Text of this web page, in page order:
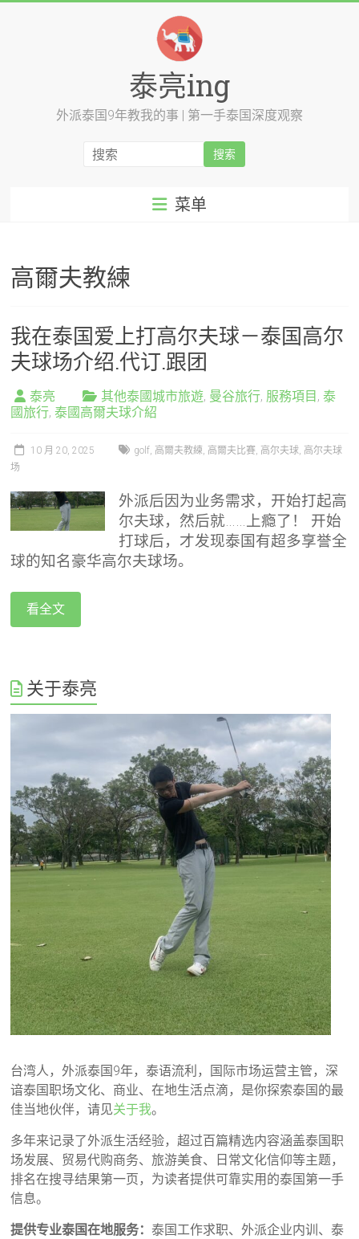
泰亮ing
外派泰国9年教我的事 | 第一手泰国深度观察
菜单
高爾夫教練
我在泰国爱上打高尔夫球－泰国高尔
夫球场介绍.代订.跟团
泰亮 其他泰國城市旅遊, 曼谷旅行, 服務項目 ,泰
國旅行,泰國高爾夫球介紹
10 月 20, 2025 golf, 高爾夫教練, 高爾夫比賽, 高尔夫球, 高尔夫球
场
外派后因为业务需求，开始打起高
尔夫球，然后就……上瘾了！ 开始
打球后，才发现泰国有超多享誉全
球的知名豪华高尔夫球场。
看全文
关于泰亮
台湾人，外派泰国9年，泰语流利，国际市场运营主管，深
谙泰国职场文化、商业、在地生活点滴，是你探索泰国的最
佳当地伙伴，请见关于我。
多年来记录了外派生活经验，超过百篇精选内容涵盖泰国职
场发展、贸易代购商务、旅游美食、日常文化信仰等主题，
排名在搜寻结果第一页，为读者提供可靠实用的泰国第一手
信息。
提供专业泰国在地服务：泰国工作求职、外派企业内训、泰